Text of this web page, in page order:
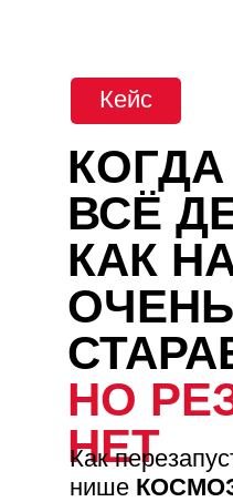
Кейс
ВСЁ
КАК
ОЧЕНЬ
НО
НЕТ
Как
нише